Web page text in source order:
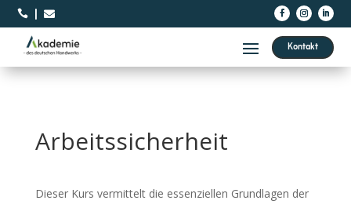
 
Kontakt
Arbeitssicherheit
Dieser Kurs vermittelt die essenziellen Grundlagen der